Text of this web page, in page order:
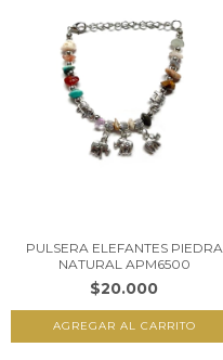
PULSERA ELEFANTES PIEDRA
NATURAL APM6500
$20.000